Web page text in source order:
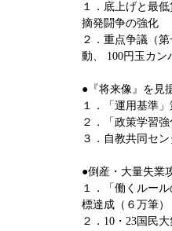
１．底上げと最
摘発闘争の強化
２．重点争議（
動、 100円玉カン
●『将来像』を見
１．「運用基準
２．「政策学習
３．自教共同セ
●倒産・大量失業
１．「働くルー
標達成（６万筆）
２．10・23国民